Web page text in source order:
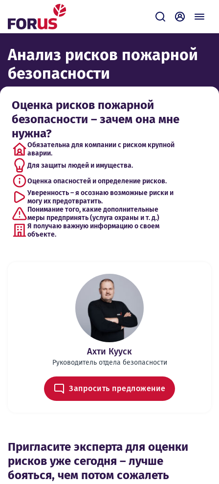
Отправить
Анализ рисков пожарной
безопасности
Оценка рисков пожарной
безопасности – зачем она мне
нужна?
Обязательна для компании с риском крупной
аварии.
Для защиты людей и имущества.
Оценка опасностей и определение рисков.
Уверенность – я осознаю возможные риски и
могу их предотвратить.
Понимание того, какие дополнительные
меры предпринять (услуга охраны и т. д.)
Я получаю важную информацию о своем
объекте.
Ахти Кууск
Руководитель отдела безопасности
Запросить предложение
Пригласите эксперта для оценки
рисков уже сегодня – лучше
бояться, чем потом сожалеть